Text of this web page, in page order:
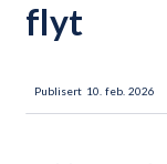
flyt
Publisert 10 feb. 2026